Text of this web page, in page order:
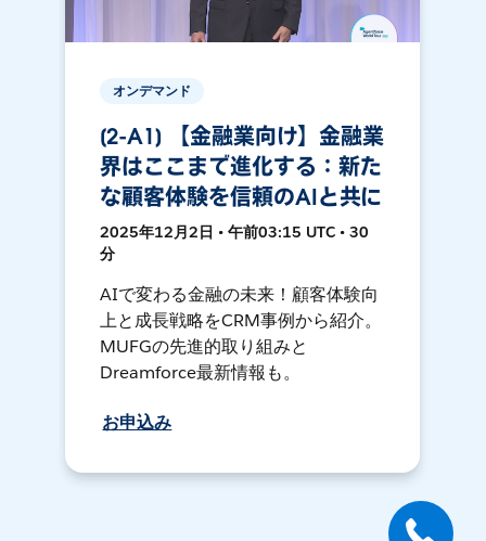
オンデマンド
[2-A1] 【金融業向け】金融業
界はここまで進化する：新た
な顧客体験を信頼のAIと共に
2025年12月2日 • 午前03:15 UTC • 30
分
AIで変わる金融の未来！顧客体験向
上と成長戦略をCRM事例から紹介。
MUFGの先進的取り組みと
Dreamforce最新情報も。
お申込み